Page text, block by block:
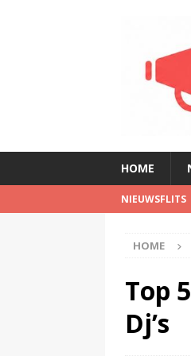
HOME
NIEUWSFLITS
HOME
Top
Dj’s